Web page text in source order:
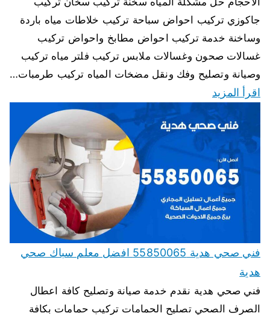
جاكوزي تركيب احواض سباحة تركيب خلاطات مياه باردة
وساخنة خدمة تركيب احواض مطابخ واحواض تركيب
غسالات صحون وغسالات ملابس تركيب فلتر مياه تركيب
وصيانة وتصليح وفك ونقل مضخات المياه تركيب طرمبات…
اقرأ المزيد
فني صحي هدية 55850065 افضل معلم سباك صحي
هدية
فني صحي هدية نقدم خدمة صيانة وتصليح كافة اعطال
الصرف الصحي تصليح الحمامات تركيب حمامات بكافة